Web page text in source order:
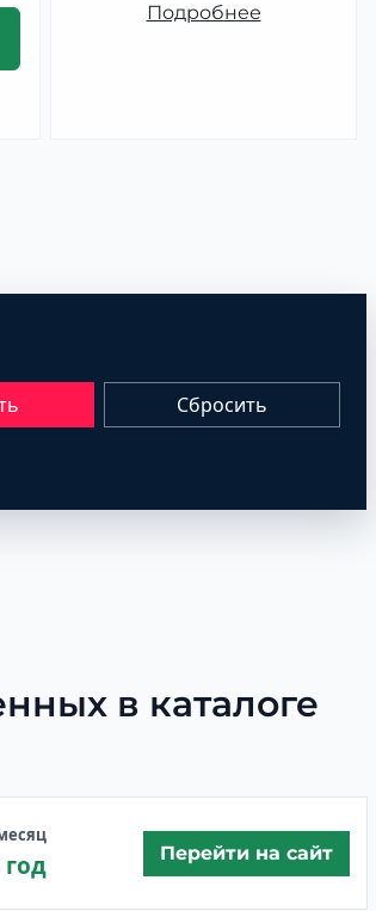
Подробнее
Сбросить
в каталоге
год Перейти на сайт